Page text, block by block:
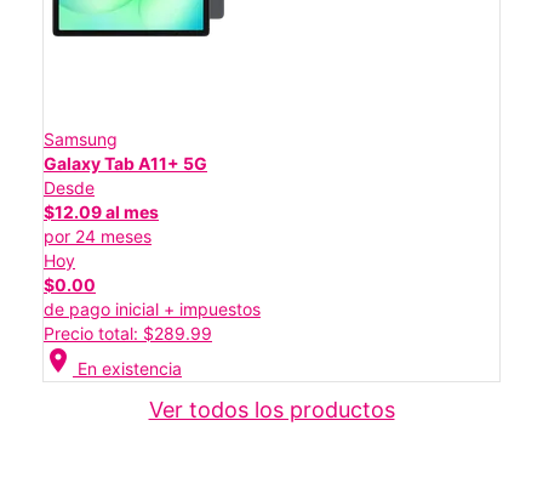
Samsung
Galaxy Tab A11+ 5G
Desde
$12.09 al mes
por 24 meses
Hoy
$0.00
de pago inicial + impuestos
Precio total: $289.99
location_on En existencia
Ver todos los productos